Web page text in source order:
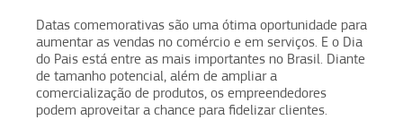
Datas comemorativas são uma ótima oportunidade para
aumentar as vendas no comércio e em serviços. E o Dia
do Pais está entre as mais importantes no Brasil. Diante
de tamanho potencial, além de ampliar a
comercialização de produtos, os empreendedores
podem aproveitar a chance para fidelizar clientes.